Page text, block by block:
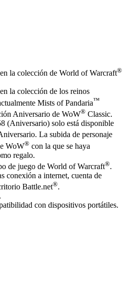
la colección de World of Warcraft®
la colección de los reinos
Mists of Pandaria™
Aniversario de WoW® Classic.
(Aniversario) solo está disponible
La subida de personaje
WoW® con la que se haya
regalo.
de juego de World of Warcraft®.
conexión a internet, cuenta de
Battle.net®.
con dispositivos portátiles.